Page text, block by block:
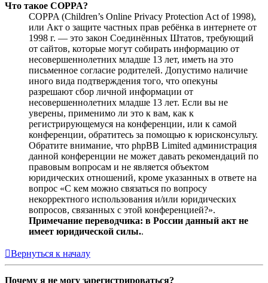
Что такое COPPA?
COPPA (Children’s Online Privacy Protection Act of 1998),
или Акт о защите частных прав ребёнка в интернете от
1998 г. — это закон Соединённых Штатов, требующий
от сайтов, которые могут собирать информацию от
несовершеннолетних младше 13 лет, иметь на это
письменное согласие родителей. Допустимо наличие
иного вида подтверждения того, что опекуны
разрешают сбор личной информации от
несовершеннолетних младше 13 лет. Если вы не
уверены, применимо ли это к вам, как к
регистрирующемуся на конференции, или к самой
конференции, обратитесь за помощью к юрисконсульту.
Обратите внимание, что phpBB Limited администрация
данной конференции не может давать рекомендаций по
правовым вопросам и не является объектом
юридических отношений, кроме указанных в ответе на
вопрос «С кем можно связаться по вопросу
некорректного использования и/или юридических
вопросов, связанных с этой конференцией?».
Примечание переводчика: в России данный акт не
имеет юридической силы..
Вернуться к началу
Почему я не могу зарегистрироваться?